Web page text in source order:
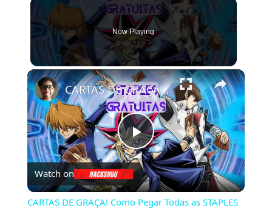
Now Playing
×
Play
Video
CARTAS DE GRAÇA! Como Pegar Todas as STAPLES nos Character Duels do Duel Links
Watch on
CARTAS DE GRAÇA! Como Pegar Todas as STAPLES